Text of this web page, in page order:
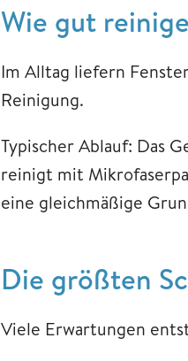
Wie gut
Im Alltag liefern
Reinigung.
Typischer Ablauf: Das
reinigt mit
eine gleichmäßige
Die größten
Viele Erwartungen